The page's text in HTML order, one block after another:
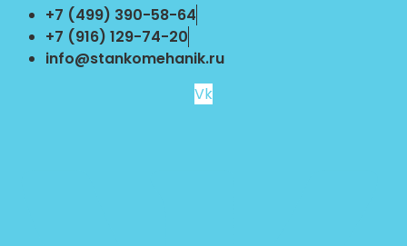
Перейти
содержимому
+7 (499) 390-58-64
+7 (916) 129-74-20
info@stankomehanik.ru
Vk